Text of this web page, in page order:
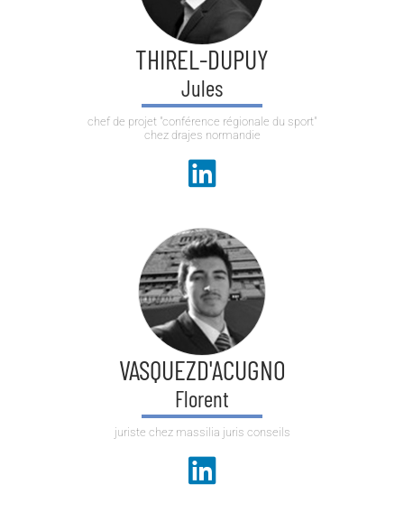
THIREL-DUPUY
Jules
chef de projet "conférence régionale du sport"
chez drajes normandie
VASQUEZD'ACUGNO
Florent
juriste chez massilia juris conseils